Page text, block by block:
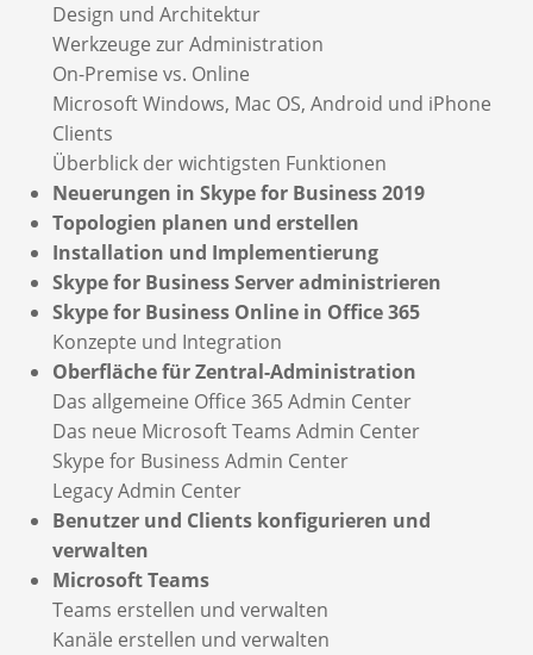
Design und Architektur
Werkzeuge zur Administration
On-Premise vs. Online
Microsoft Windows, Mac OS, Android und iPhone
Clients
Überblick der wichtigsten Funktionen
Neuerungen in Skype for Business 2019
Topologien planen und erstellen
Installation und Implementierung
Skype for Business Server administrieren
Skype for Business Online in Office 365
Konzepte und Integration
Oberfläche für Zentral-Administration
Das allgemeine Office 365 Admin Center
Das neue Microsoft Teams Admin Center
Skype for Business Admin Center
Legacy Admin Center
Benutzer und Clients konfigurieren und
verwalten
Microsoft Teams
Teams erstellen und verwalten
Kanäle erstellen und verwalten